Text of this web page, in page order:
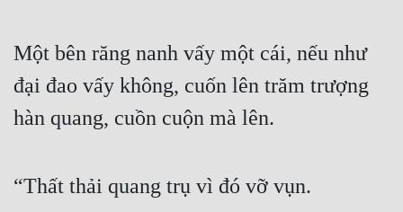
Một bên răng nanh vấy một cái, nếu như
đại đao vấy không, cuốn lên trăm trượng
hàn quang, cuồn cuộn mà lên.
“Thất thải quang trụ vì đó vỡ vụn.